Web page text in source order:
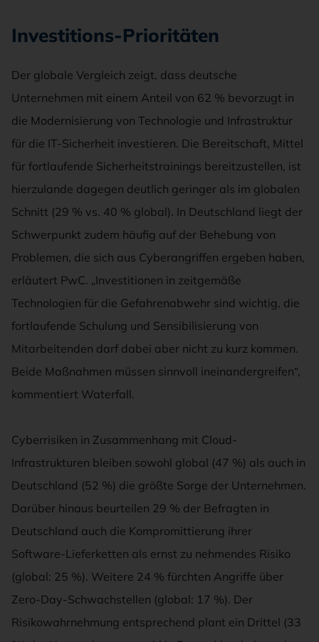
Investitions-Prioritäten
Der globale Vergleich zeigt, dass deutsche
Unternehmen mit einem Anteil von 62 % bevorzugt in
die Modernisierung von Technologie und Infrastruktur
für die IT-Sicherheit investieren. Die Bereitschaft, Mittel
für fortlaufende Sicherheitstrainings bereitzustellen, ist
hierzulande dagegen deutlich geringer als im globalen
Schnitt (29 % vs. 40 % global). In Deutschland liegt der
Schwerpunkt zudem häufig auf der Behebung von
Problemen, die sich aus Cyberangriffen ergeben haben,
erläutert PwC. „Investitionen in zeitgemäße
Technologien für die Gefahrenabwehr sind wichtig, die
fortlaufende Schulung und Sensibilisierung von
Mitarbeitenden darf dabei aber nicht zu kurz kommen.
Beide Maßnahmen müssen sinnvoll ineinandergreifen“,
kommentiert Waterfall.
Cyberrisiken in Zusammenhang mit Cloud-
Infrastrukturen bleiben sowohl global (47 %) als auch in
Deutschland (52 %) die größte Sorge der Unternehmen.
Darüber hinaus beurteilen 29 % der Befragten in
Deutschland auch die Kompromittierung ihrer
Software-Lieferketten als ernst zu nehmendes Risiko
(global: 25 %). Weitere 24 % fürchten Angriffe über
Zero-Day-Schwachstellen (global: 17 %). Der
Risikowahrnehmung entsprechend plant ein Drittel (33